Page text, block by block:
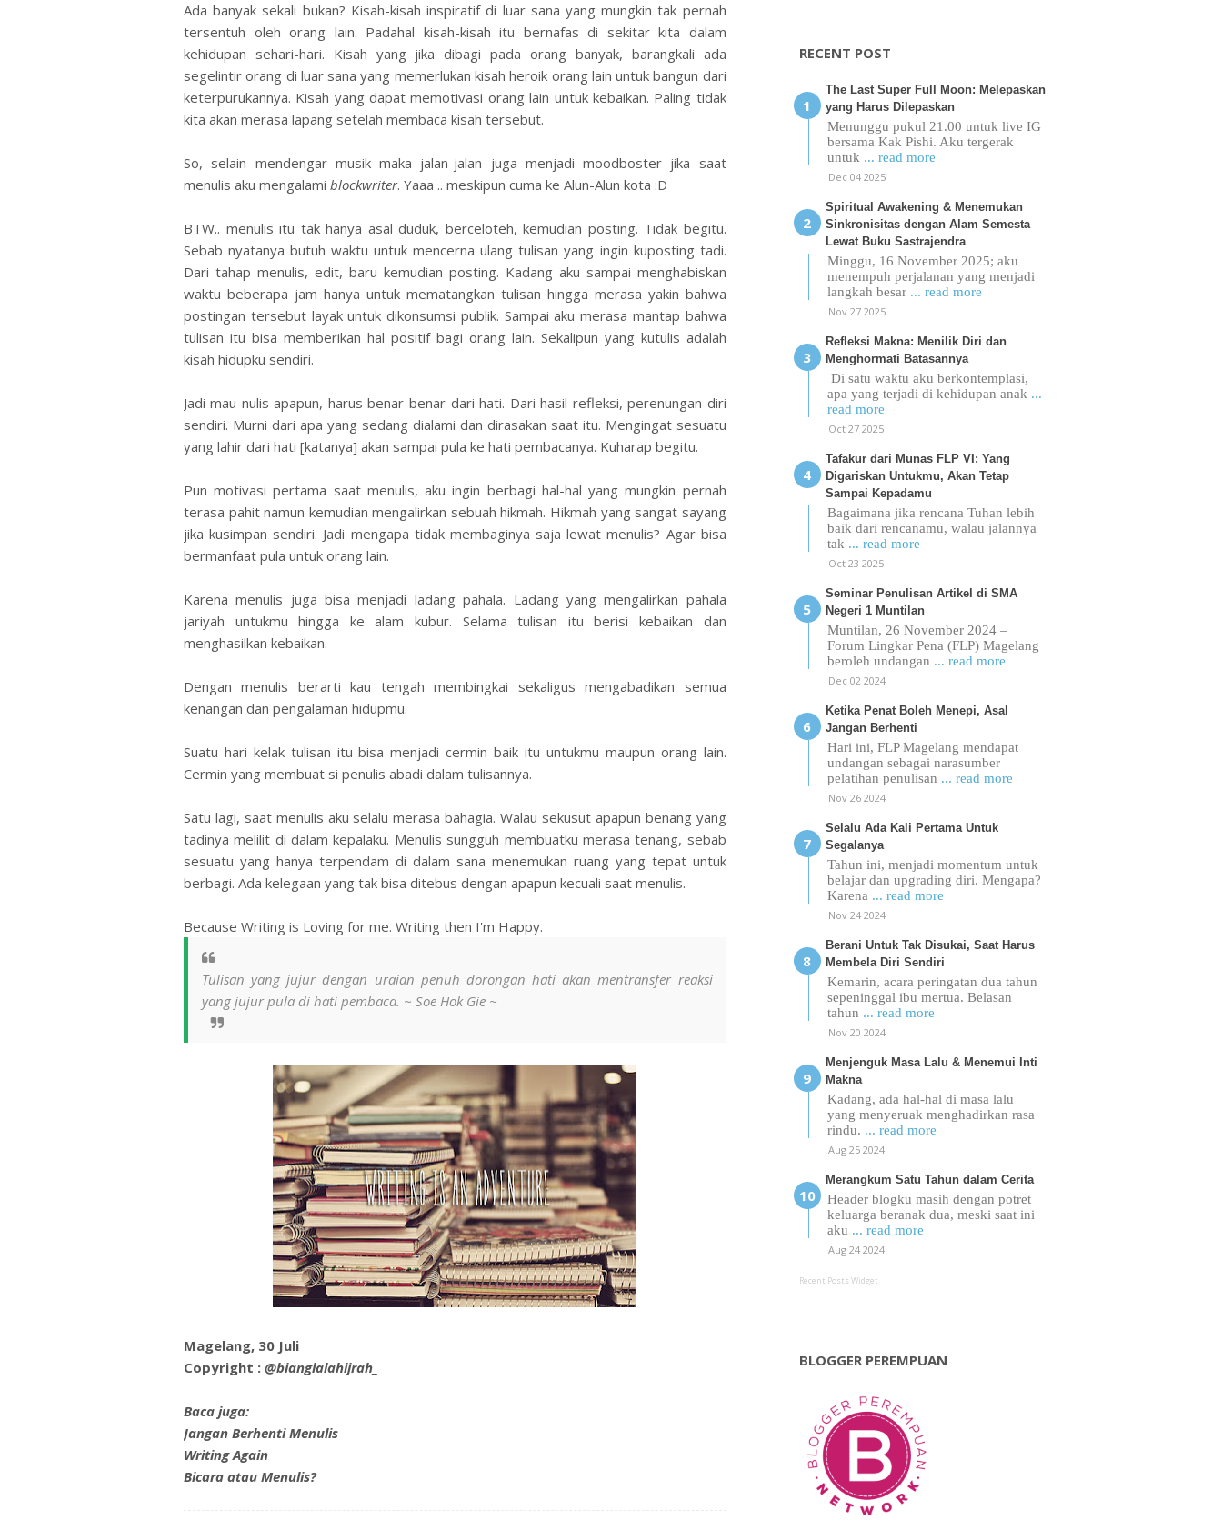
Ada banyak sekali bukan? Kisah-kisah inspiratif di luar sana yang mungkin tak pernah
tersentuh oleh orang lain. Padahal kisah-kisah itu bernafas di sekitar kita dalam
kehidupan sehari-hari. Kisah yang jika dibagi pada orang banyak, barangkali ada
segelintir orang di luar sana yang memerlukan kisah heroik orang lain untuk bangun dari
keterpurukannya. Kisah yang dapat memotivasi orang lain untuk kebaikan. Paling tidak
kita akan merasa lapang setelah membaca kisah tersebut.
So, selain mendengar musik maka jalan-jalan juga menjadi moodboster jika saat
menulis aku mengalami blockwriter. Yaaa .. meskipun cuma ke Alun-Alun kota :D
BTW.. menulis itu tak hanya asal duduk, berceloteh, kemudian posting. Tidak begitu.
Sebab nyatanya butuh waktu untuk mencerna ulang tulisan yang ingin kuposting tadi.
Dari tahap menulis, edit, baru kemudian posting. Kadang aku sampai menghabiskan
waktu beberapa jam hanya untuk mematangkan tulisan hingga merasa yakin bahwa
postingan tersebut layak untuk dikonsumsi publik. Sampai aku merasa mantap bahwa
tulisan itu bisa memberikan hal positif bagi orang lain. Sekalipun yang kutulis adalah
kisah hidupku sendiri.
Jadi mau nulis apapun, harus benar-benar dari hati. Dari hasil refleksi, perenungan diri
sendiri. Murni dari apa yang sedang dialami dan dirasakan saat itu. Mengingat sesuatu
yang lahir dari hati [katanya] akan sampai pula ke hati pembacanya. Kuharap begitu.
Pun motivasi pertama saat menulis, aku ingin berbagi hal-hal yang mungkin pernah
terasa pahit namun kemudian mengalirkan sebuah hikmah. Hikmah yang sangat sayang
jika kusimpan sendiri. Jadi mengapa tidak membaginya saja lewat menulis? Agar bisa
bermanfaat pula untuk orang lain.
Karena menulis juga bisa menjadi ladang pahala. Ladang yang mengalirkan pahala
jariyah untukmu hingga ke alam kubur. Selama tulisan itu berisi kebaikan dan
menghasilkan kebaikan.
Dengan menulis berarti kau tengah membingkai sekaligus mengabadikan semua
kenangan dan pengalaman hidupmu.
Suatu hari kelak tulisan itu bisa menjadi cermin baik itu untukmu maupun orang lain.
Cermin yang membuat si penulis abadi dalam tulisannya.
Satu lagi, saat menulis aku selalu merasa bahagia. Walau sekusut apapun benang yang
tadinya melilit di dalam kepalaku. Menulis sungguh membuatku merasa tenang, sebab
sesuatu yang hanya terpendam di dalam sana menemukan ruang yang tepat untuk
berbagi. Ada kelegaan yang tak bisa ditebus dengan apapun kecuali saat menulis.
Because Writing is Loving for me. Writing then I'm Happy.
Tulisan yang jujur dengan uraian penuh dorongan hati akan mentransfer reaksi
yang jujur pula di hati pembaca. ~ Soe Hok Gie ~
Magelang, 30 Juli
Copyright : @bianglalahijrah_
Baca juga:
Jangan Berhenti Menulis
Writing Again
Bicara atau Menulis?
RECENT POST
The Last Super Full Moon: Melepaskan
yang Harus Dilepaskan
Menunggu pukul 21.00 untuk live IG
bersama Kak Pishi. Aku tergerak
untuk ... read more
Dec 04 2025
Spiritual Awakening & Menemukan
Sinkronisitas dengan Alam Semesta
Lewat Buku Sastrajendra
Minggu, 16 November 2025; aku
menempuh perjalanan yang menjadi
langkah besar ... read more
Nov 27 2025
Refleksi Makna: Menilik Diri dan
Menghormati Batasannya
Di satu waktu aku berkontemplasi,
apa yang terjadi di kehidupan anak ...
read more
Oct 27 2025
Tafakur dari Munas FLP VI: Yang
Digariskan Untukmu, Akan Tetap
Sampai Kepadamu
Bagaimana jika rencana Tuhan lebih
baik dari rencanamu, walau jalannya
tak ... read more
Oct 23 2025
Seminar Penulisan Artikel di SMA
Negeri 1 Muntilan
Muntilan, 26 November 2024 –
Forum Lingkar Pena (FLP) Magelang
beroleh undangan ... read more
Dec 02 2024
Ketika Penat Boleh Menepi, Asal
Jangan Berhenti
Hari ini, FLP Magelang mendapat
undangan sebagai narasumber
pelatihan penulisan ... read more
Nov 26 2024
Selalu Ada Kali Pertama Untuk
Segalanya
Tahun ini, menjadi momentum untuk
belajar dan upgrading diri. Mengapa?
Karena ... read more
Nov 24 2024
Berani Untuk Tak Disukai, Saat Harus
Membela Diri Sendiri
Kemarin, acara peringatan dua tahun
sepeninggal ibu mertua. Belasan
tahun ... read more
Nov 20 2024
Menjenguk Masa Lalu & Menemui Inti
Makna
Kadang, ada hal-hal di masa lalu
yang menyeruak menghadirkan rasa
rindu. ... read more
Aug 25 2024
Merangkum Satu Tahun dalam Cerita
Header blogku masih dengan potret
keluarga beranak dua, meski saat ini
aku ... read more
Aug 24 2024
Recent Posts Widget
BLOGGER PEREMPUAN